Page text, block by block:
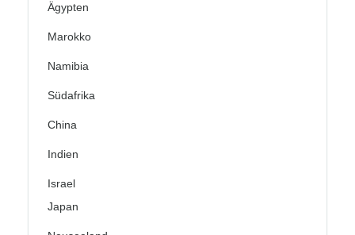
Ägypten
Marokko
Namibia
Südafrika
China
Indien
Israel
Japan